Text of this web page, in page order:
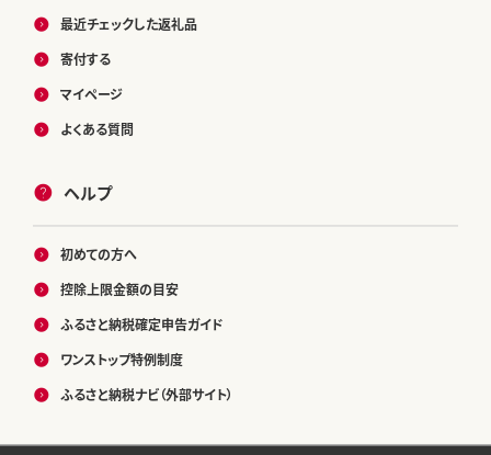
最近チェックした返礼品
寄付する
マイページ
よくある質問
ヘルプ
初めての方へ
控除上限金額の目安
ふるさと納税確定申告ガイド
ワンストップ特例制度
ふるさと納税ナビ（外部サイト）